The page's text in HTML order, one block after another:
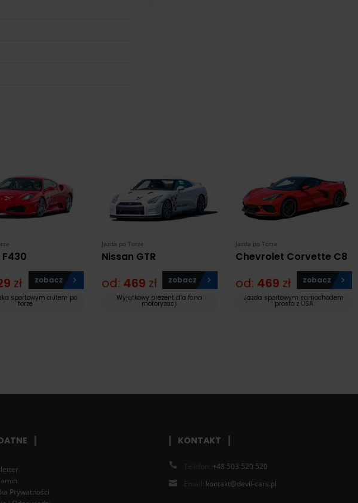
zł zobacz
sportowym autem po
torze
Jazda po Torze
Nissan GTR
od: 469 zł zobacz
Wyjątkowy prezent dla fana
motoryzacji
Jazda po Torze
Chevrolet Corvette C8
od: 469 zł zobacz
Jazda sportowym samochodem
prosto z USA
Prywatności
KONTAKT
Telefon: +48 503 520 520
Email: kontakt@devil-cars.pl